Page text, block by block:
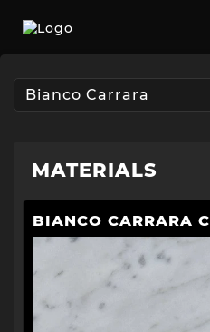
MATERIALS
BIANCO CARRARA C